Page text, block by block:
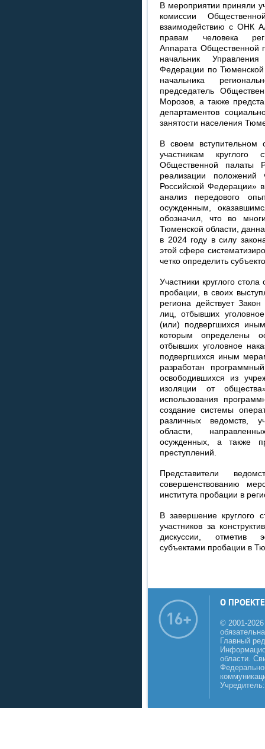
В мероприятии приняли
комиссии
взаимодействию с ОНК
правам человека
Аппарата Общественной
начальник
Федерации по Тюменской
начальника
председатель
Морозов, а также
департаментов
занятости населения
В своем вступительном
участникам
Общественной палаты
реализации
Российской Федерации»
анализ передового
осужденным,
обозначил, что во
Тюменской области,
в 2024 году в силу
этой сфере
четко определить
Участники круглого
пробации, в своих
региона действует
лиц, отбывших
(или) подвергшихся
которым определены
отбывших уголовное
подвергшихся иным
разработан
освободившихся из
изоляции от
использования
создание системы
различных ведомств,
области,
осужденных, а также
преступлений.
Представители
совершенствованию
института пробации в
В завершение круглого
участников за
дискуссии, отметив
субъектами пробации в
О ПРОЕКТЕ
© 2001-
Главный
области.